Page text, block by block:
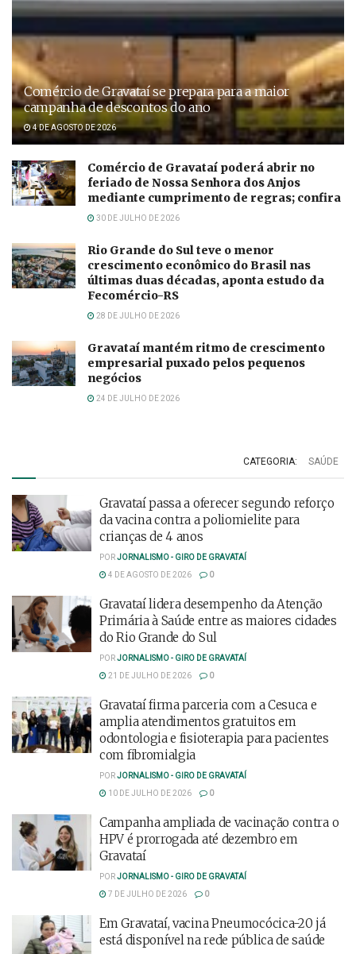
Comércio de Gravataí se prepara para a maior
campanha de descontos do ano
4 DE AGOSTO DE 2026
Comércio de Gravataí poderá abrir no
feriado de Nossa Senhora dos Anjos
mediante cumprimento de regras; confira
30 DE JULHO DE 2026
Rio Grande do Sul teve o menor
crescimento econômico do Brasil nas
últimas duas décadas, aponta estudo da
Fecomércio-RS
28 DE JULHO DE 2026
Gravataí mantém ritmo de crescimento
empresarial puxado pelos pequenos
negócios
24 DE JULHO DE 2026
CATEGORIA: SAÚDE
Gravataí passa a oferecer segundo reforço
da vacina contra a poliomielite para
crianças de 4 anos
PORJORNALISMO - GIRO DE GRAVATAÍ
4 DE AGOSTO DE 2026
0
Gravataí lidera desempenho da Atenção
Primária à Saúde entre as maiores cidades
do Rio Grande do Sul
PORJORNALISMO - GIRO DE GRAVATAÍ
21 DE JULHO DE 2026
0
Gravataí firma parceria com a Cesuca e
amplia atendimentos gratuitos em
odontologia e fisioterapia para pacientes
com fibromialgia
PORJORNALISMO - GIRO DE GRAVATAÍ
10 DE JULHO DE 2026
0
Campanha ampliada de vacinação contra o
HPV é prorrogada até dezembro em
Gravataí
PORJORNALISMO - GIRO DE GRAVATAÍ
7 DE JULHO DE 2026
0
Em Gravataí, vacina Pneumocócica-20 já
está disponível na rede pública de saúde